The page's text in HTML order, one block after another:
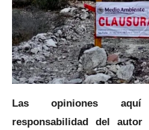
Las opiniones aquí
responsabilidad del